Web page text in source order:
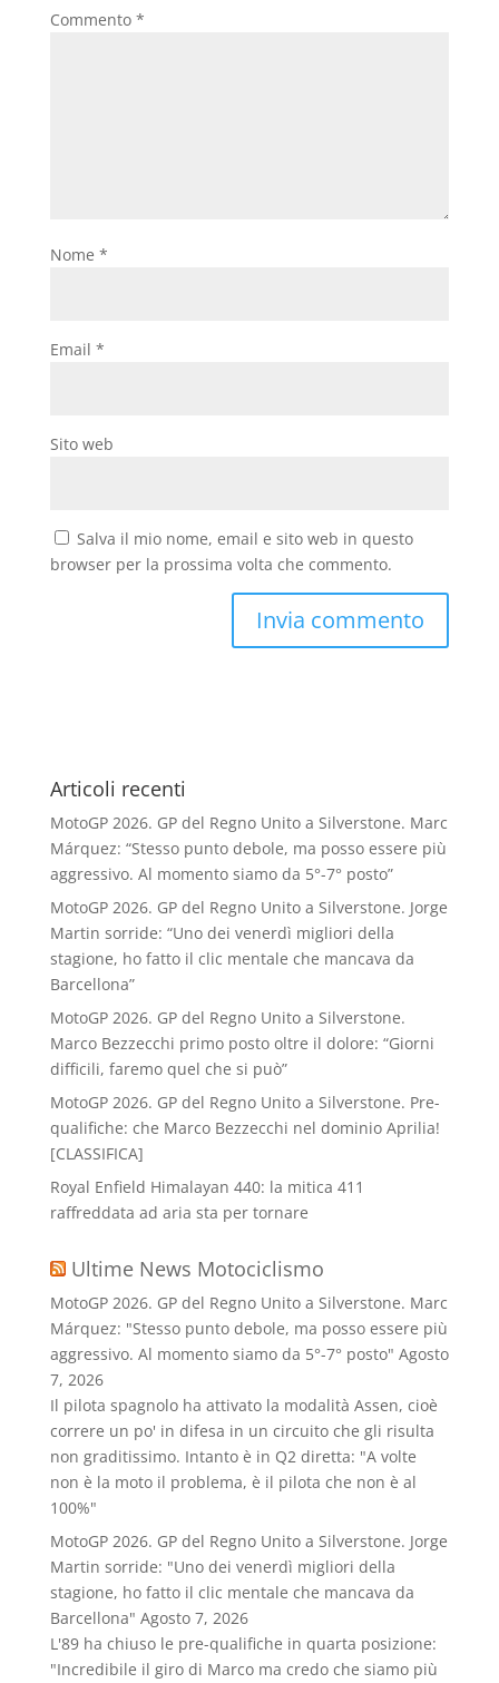
Commento *
Nome *
Email *
Sito web
Salva il mio nome, email e sito web in questo
browser per la prossima volta che commento.
Articoli recenti
MotoGP 2026. GP del Regno Unito a Silverstone. Marc
Márquez: “Stesso punto debole, ma posso essere più
aggressivo. Al momento siamo da 5°-7° posto”
MotoGP 2026. GP del Regno Unito a Silverstone. Jorge
Martin sorride: “Uno dei venerdì migliori della
stagione, ho fatto il clic mentale che mancava da
Barcellona”
MotoGP 2026. GP del Regno Unito a Silverstone.
Marco Bezzecchi primo posto oltre il dolore: “Giorni
difficili, faremo quel che si può”
MotoGP 2026. GP del Regno Unito a Silverstone. Pre-
qualifiche: che Marco Bezzecchi nel dominio Aprilia!
[CLASSIFICA]
Royal Enfield Himalayan 440: la mitica 411
raffreddata ad aria sta per tornare
Ultime News Motociclismo
MotoGP 2026. GP del Regno Unito a Silverstone. Marc
Márquez: "Stesso punto debole, ma posso essere più
aggressivo. Al momento siamo da 5°-7° posto" Agosto
7, 2026
Il pilota spagnolo ha attivato la modalità Assen, cioè
correre un po' in difesa in un circuito che gli risulta
non graditissimo. Intanto è in Q2 diretta: "A volte
non è la moto il problema, è il pilota che non è al
100%"
MotoGP 2026. GP del Regno Unito a Silverstone. Jorge
Martin sorride: "Uno dei venerdì migliori della
stagione, ho fatto il clic mentale che mancava da
Barcellona" Agosto 7, 2026
L'89 ha chiuso le pre-qualifiche in quarta posizione:
"Incredibile il giro di Marco ma credo che siamo più